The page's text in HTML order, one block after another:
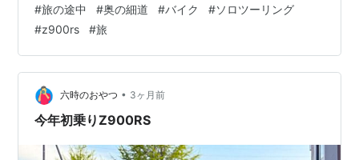
この旅立ちは今日にしたかったのだ。 翁が舟に乗ったの
は採荼庵のある仙台堀川か、芭蕉庵があった小名木川な
のかは分からない。小名木川が隅田川に合流する地点に
は芭蕉庵史跡展望公園がある。何れにしてもここから隅
田川を遡ったのは違いないだろう。翁の像は千住方面を
見つめている。 翁は千住に上…
#旅の途中 #奥の細道 #バイク #ソロツーリング
#z900rs #旅
六時のおやつ • 3ヶ月前
今年初乗りZ900RS